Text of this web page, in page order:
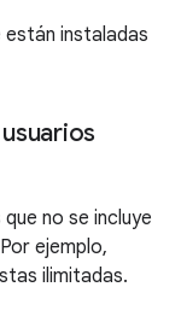
están instaladas
no se incluye
ejemplo,
ilimitadas.